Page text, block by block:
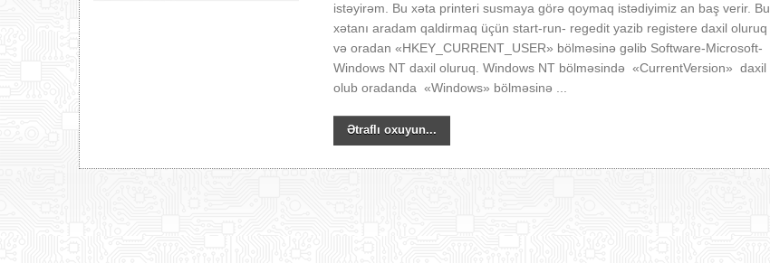
istəyirəm. Bu xəta printeri susmaya görə qoymaq istədiyimiz an baş verir. Bu
xətanı aradam qaldirmaq üçün start-run- regedit yazib registere daxil oluruq
və oradan «HKEY_CURRENT_USER» bölməsinə gəlib Software-Microsoft-
Windows NT daxil oluruq. Windows NT bölməsində «CurrentVersion» daxil
olub oradanda «Windows» bölməsinə ...
Ətraflı oxuyun...